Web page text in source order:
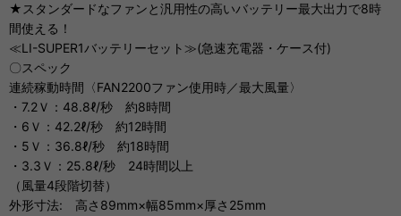
★スタンダードなファンと汎用性の高いバッテリー最大出力で8時
間使える！
≪LI-SUPER1バッテリーセット≫(急速充電器・ケース付)
〇スペック
連続稼動時間〈FAN2200ファン使用時／最大風量〉
・7.2Ｖ：48.8ℓ/秒 約8時間
・6Ｖ：42.2ℓ/秒 約12時間
・5Ｖ：36.8ℓ/秒 約18時間
・3.3Ｖ：25.8ℓ/秒 24時間以上
（風量4段階切替）
外形寸法: 高さ89mm×幅85mm×厚さ25mm